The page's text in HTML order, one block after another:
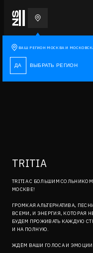
ВАШ РЕГИОН МОСКВА И
ДА ВЫБРАТЬ РЕГИОН
TRITIA
TRITIA С БОЛЬШИМ
МОСКВЕ!
ГРОМКАЯ АЛЬТЕРНАТИВА,
ВСЕМИ, И ЭНЕРГИЯ, КОТОРАЯ
БУДЕМ ПРОЖИВАТЬ КАЖДУЮ
И НА ПОЛНУЮ.
ЖДЁМ ВАШИ ГОЛОСА И